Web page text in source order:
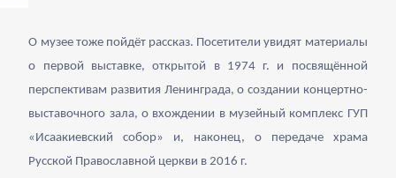
О музее тоже пойдёт рассказ. Посетители увидят материалы
о первой выставке, открытой в 1974 г. и посвящённой
перспективам развития Ленинграда, о создании концертно-
выставочного зала, о вхождении в музейный комплекс ГУП
«Исаакиевский собор» и, наконец, о передаче храма
Русской Православной церкви в 2016 г.